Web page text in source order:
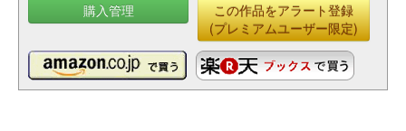
購入管理
この作品をアラート登録
(プレミアムユーザー限定)